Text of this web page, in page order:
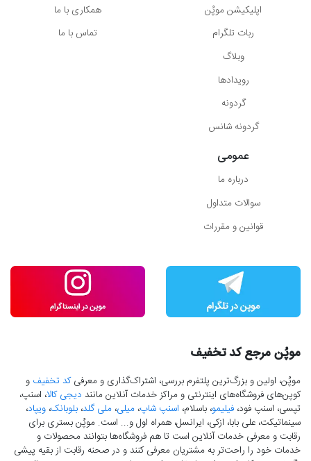
اپلیکیشن موپُن
ربات تلگرام
وبلاگ
رویدادها
گردونه
گردونه شانس
همکاری با ما
تماس با ما
عمومی
درباره ما
سوالات متداول
قوانین و مقررات
موپُن مرجع کد تخفیف
موپُن، اولین و بزرگ‌ترین پلتفرم بررسی، اشتراک‌گذاری و معرفیکد تخفیف و
کوپن‌های فروشگاه‌های اینترنتی و مراکز خدمات آنلاین مانند دیجی کالا، اسنپ،
تپسی، اسنپ فود، فیلیمو، باسلام، اسنپ شاپ، میلی، ملی گلد، بلوبانک، ویپاد،
سینماتیکت، علی بابا، ازکی، ایرانسل، همراه اول و... است. موپُن بستری برای
رقابت و معرفی خدمات آنلاین است تا هم فروشگاه‌ها بتوانند محصولات و
خدمات خود را راحت‌تر به مشتریان معرفی کنند و در صحنه رقابت از بقیه پیشی